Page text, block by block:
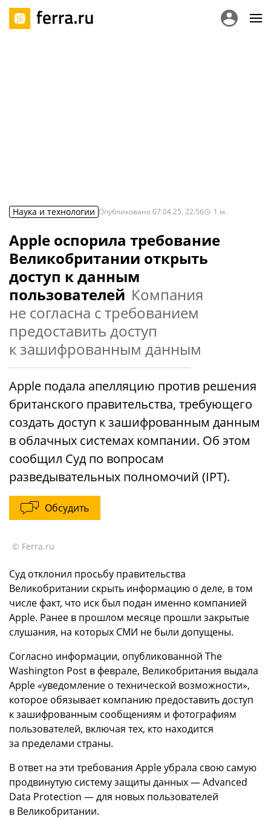
Наука и технологии Опубликовано07.04.25, 22:56 1 м.
Apple оспорила требование
Великобритании открыть
доступ к данным
пользователей Компания
не согласна с требованием
предоставить доступ
к зашифрованным данным
Apple подала апелляцию против решения
британского правительства, требующего
создать доступ к зашифрованным данным
в облачных системах компании. Об этом
сообщил Суд по вопросам
разведывательных полномочий (IPT).
Обсудить
© Ferra.ru
Суд отклонил просьбу правительства
Великобритании скрыть информацию о деле, в том
числе факт, что иск был подан именно компанией
Apple. Ранее в прошлом месяце прошли закрытые
слушания, на которых СМИ не были допущены.
Согласно информации, опубликованной The
Washington Post в феврале, Великобритания выдала
Apple «уведомление о технической возможности»,
которое обязывает компанию предоставить доступ
к зашифрованным сообщениям и фотографиям
пользователей, включая тех, кто находится
за пределами страны.
В ответ на эти требования Apple убрала свою самую
продвинутую систему защиты данных — Advanced
Data Protection — для новых пользователей
в Великобритании.